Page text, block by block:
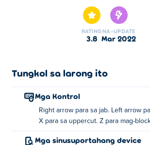
RATING
3.8
NA-UPDATE
Mar 2022
Tungkol sa larong ito
Mga Kontrol
Right arrow para sa jab. Left arrow
X para sa uppercut. Z para mag-
Mga sinusuportahang device